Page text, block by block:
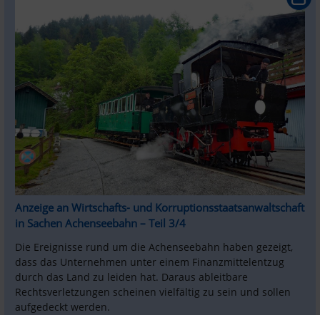
Anzeige an Wirtschafts- und Korruptionsstaatsanwaltschaft
in Sachen Achenseebahn – Teil 3/4
Die Ereignisse rund um die Achenseebahn haben gezeigt,
dass das Unternehmen unter einem Finanzmittelentzug
durch das Land zu leiden hat. Daraus ableitbare
Rechtsverletzungen scheinen vielfältig zu sein und sollen
aufgedeckt werden.